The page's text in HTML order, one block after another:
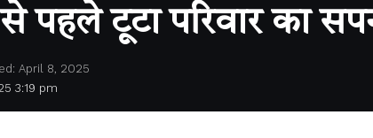
पहले टूटा परिवार का
3:19 pm
April 8, 2025